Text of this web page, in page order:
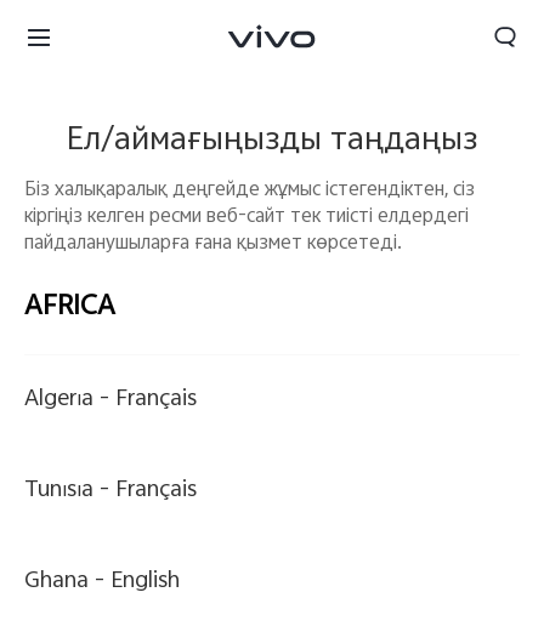
Ел/аймағыңызды таңдаңыз
Біз халықаралық деңгейде жұмыс істегендіктен, сіз
кіргіңіз келген ресми веб-сайт тек тиісті елдердегі
пайдаланушыларға ғана қызмет көрсетеді.
AFRICA
Algeria - Français
Tunisia - Français
Ghana - English